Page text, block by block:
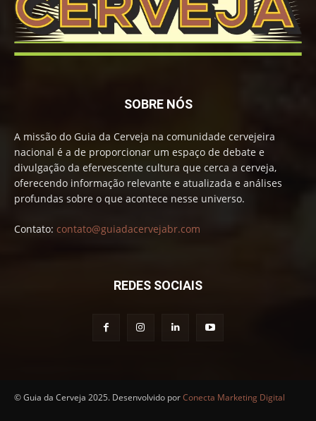
SOBRE NÓS
A missão do Guia da Cerveja na comunidade cervejeira
nacional é a de proporcionar um espaço de debate e
divulgação da efervescente cultura que cerca a cerveja,
oferecendo informação relevante e atualizada e análises
profundas sobre o que acontece nesse universo.
Contato: contato@guiadacervejabr.com
REDES SOCIAIS
© Guia da Cerveja 2025. Desenvolvido porConecta Marketing Digital